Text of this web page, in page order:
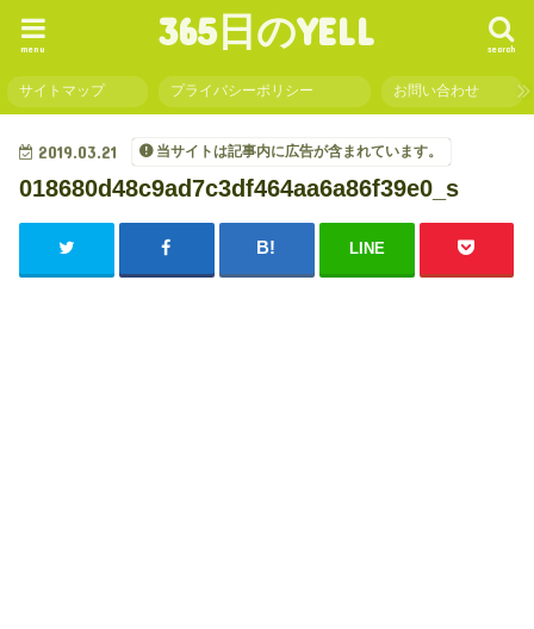
365日のYELL search
menu
サイトマップ プライバシーポリシー お問い合わせ
2019.03.21 当サイトは記事内に広告が含まれています。
018680d48c9ad7c3df464aa6a86f39e0_s
LINE